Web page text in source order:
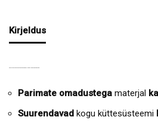
Kirjeldus
Parimate omadustega materjal
Suurendavad kogu küttesüsteemi